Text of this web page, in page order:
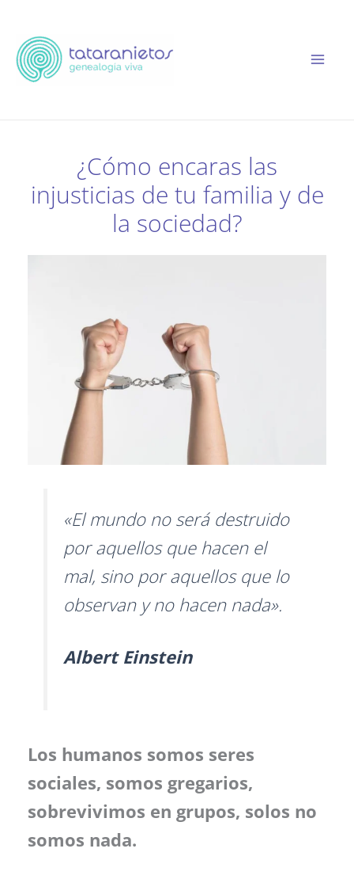
contenido
¿Cómo encaras las
injusticias de tu familia y de
la sociedad?
«El mundo no será destruido
por aquellos que hacen el
mal, sino por aquellos que lo
observan y no hacen nada».
Albert Einstein
Los humanos somos seres
sociales, somos gregarios,
sobrevivimos en grupos, solos no
somos nada.